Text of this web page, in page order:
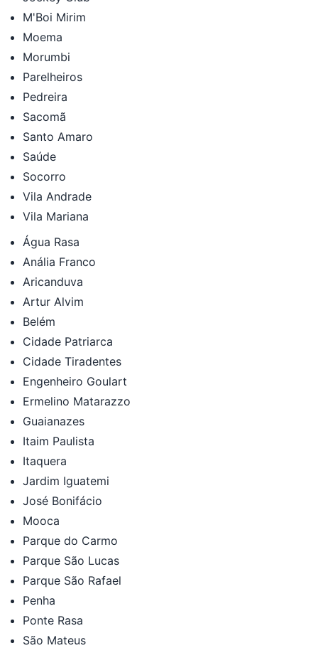
M'Boi Mirim
Moema
Morumbi
Parelheiros
Pedreira
Sacomã
Santo Amaro
Saúde
Socorro
Vila Andrade
Vila Mariana
Água Rasa
Anália Franco
Aricanduva
Artur Alvim
Belém
Cidade Patriarca
Cidade Tiradentes
Engenheiro Goulart
Ermelino Matarazzo
Guaianazes
Itaim Paulista
Itaquera
Jardim Iguatemi
José Bonifácio
Mooca
Parque do Carmo
Parque São Lucas
Parque São Rafael
Penha
Ponte Rasa
São Mateus